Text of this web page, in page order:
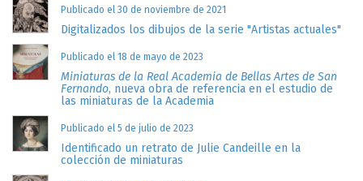
Publicado el 30 de noviembre de 2021
Digitalizados los dibujos de la serie "Artistas actuales"
Publicado el 18 de mayo de 2023
Miniaturas de la Real Academia de Bellas Artes de San
Fernando, nueva obra de referencia en el estudio de
las miniaturas de la Academia
Publicado el 5 de julio de 2023
Identificado un retrato de Julie Candeille en la
colección de miniaturas